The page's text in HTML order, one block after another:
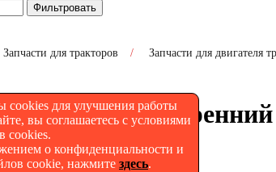
для улучшения работы
вы соглашаетесь с условиями
cookies.
о конфиденциальности и
cookie, нажмите здесь.
Фильтровать
Запчасти для тракторов / Запчасти для двигателя
Палец